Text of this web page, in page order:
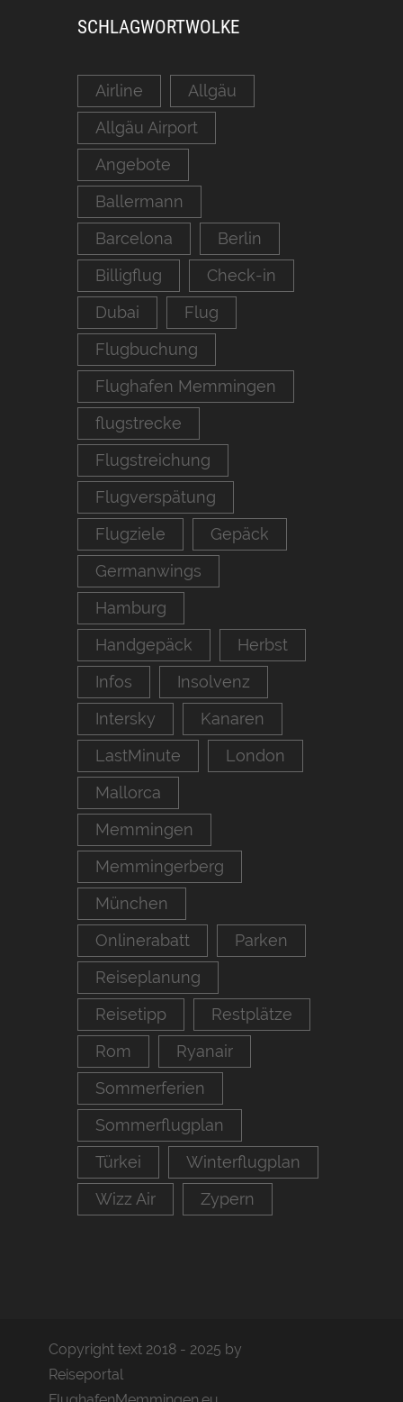
SCHLAGWORTWOLKE
Airline
Allgäu
Allgäu Airport
Angebote
Ballermann
Barcelona
Berlin
Billigflug
Check-in
Dubai
Flug
Flugbuchung
Flughafen Memmingen
flugstrecke
Flugstreichung
Flugverspätung
Flugziele
Gepäck
Germanwings
Hamburg
Handgepäck
Herbst
Infos
Insolvenz
Intersky
Kanaren
LastMinute
London
Mallorca
Memmingen
Memmingerberg
München
Onlinerabatt
Parken
Reiseplanung
Reisetipp
Restplätze
Rom
Ryanair
Sommerferien
Sommerflugplan
Türkei
Winterflugplan
Wizz Air
Zypern
Copyright text 2018 - 2025 by
Reiseportal